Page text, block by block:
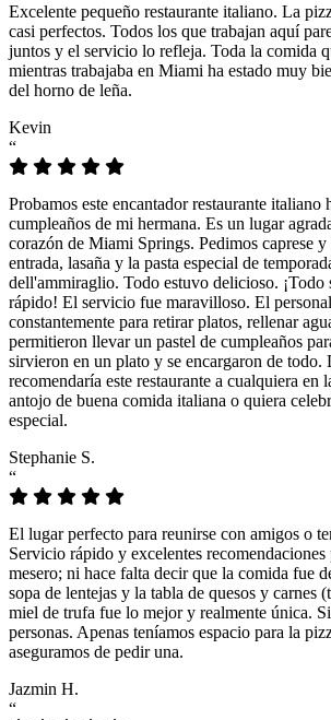
Excelente pequeño restaurante italiano. La
casi perfectos. Todos los que trabajan aquí
juntos y el servicio lo refleja. Toda la comida
mientras trabajaba en Miami ha estado muy
del horno de leña.
Kevin
“
Probamos este encantador restaurante italiano
cumpleaños de mi hermana. Es un lugar
corazón de Miami Springs. Pedimos caprese
entrada, lasaña y la pasta especial de
dell'ammiraglio. Todo estuvo delicioso. ¡Todo
rápido! El servicio fue maravilloso. El
constantemente para retirar platos, rellenar
permitieron llevar un pastel de cumpleaños
sirvieron en un plato y se encargaron de todo.
recomendaría este restaurante a cualquiera en
antojo de buena comida italiana o quiera
especial.
Stephanie S.
“
El lugar perfecto para reunirse con amigos o
Servicio rápido y excelentes recomendaciones
mesero; ni hace falta decir que la comida fue
sopa de lentejas y la tabla de quesos y carnes
miel de trufa fue lo mejor y realmente única.
personas. Apenas teníamos espacio para la
aseguramos de pedir una.
Jazmin H.
“